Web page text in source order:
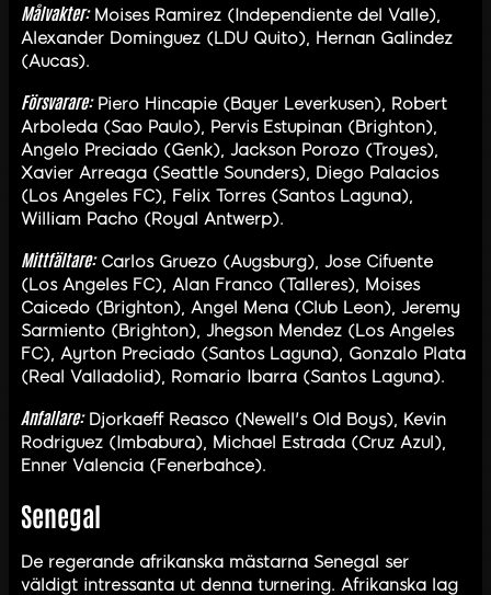
Målvakter:Moises Ramirez (Independiente del Valle),
Alexander Dominguez (LDU Quito), Hernan Galindez
(Aucas).
Försvarare:Piero Hincapie (Bayer Leverkusen), Robert
Arboleda (Sao Paulo), Pervis Estupinan (Brighton),
Angelo Preciado (Genk), Jackson Porozo (Troyes),
Xavier Arreaga (Seattle Sounders), Diego Palacios
(Los Angeles FC), Felix Torres (Santos Laguna),
William Pacho (Royal Antwerp).
Mittfältare:Carlos Gruezo (Augsburg), Jose Cifuente
(Los Angeles FC), Alan Franco (Talleres), Moises
Caicedo (Brighton), Angel Mena (Club Leon), Jeremy
Sarmiento (Brighton), Jhegson Mendez (Los Angeles
FC), Ayrton Preciado (Santos Laguna), Gonzalo Plata
(Real Valladolid), Romario Ibarra (Santos Laguna).
Anfallare:Djorkaeff Reasco (Newell's Old Boys), Kevin
Rodriguez (Imbabura), Michael Estrada (Cruz Azul),
Enner Valencia (Fenerbahce).
Senegal
De regerande afrikanska mästarna Senegal ser
väldigt intressanta ut denna turnering. Afrikanska lag